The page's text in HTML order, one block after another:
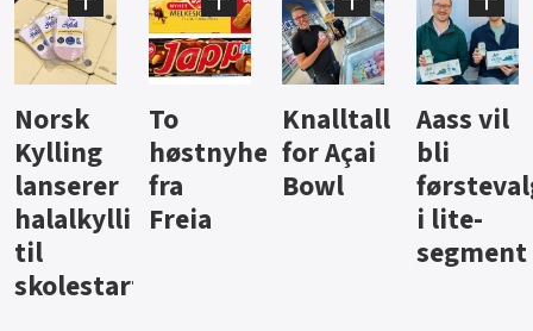
Knalltall
for Açai
Bowl
Aass vil
bli
førstevalg
i lite-
Brus og
jus fra
Berentsen
Hard
iste fra
Hansa